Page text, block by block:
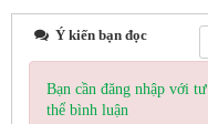
Ý kiến bạn đọc
Bạn cần đăng nhập với
thể bình luận